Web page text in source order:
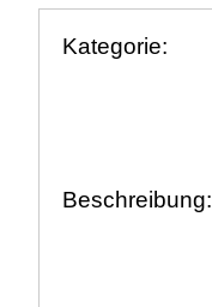
Kategorie:
Beschreibung: